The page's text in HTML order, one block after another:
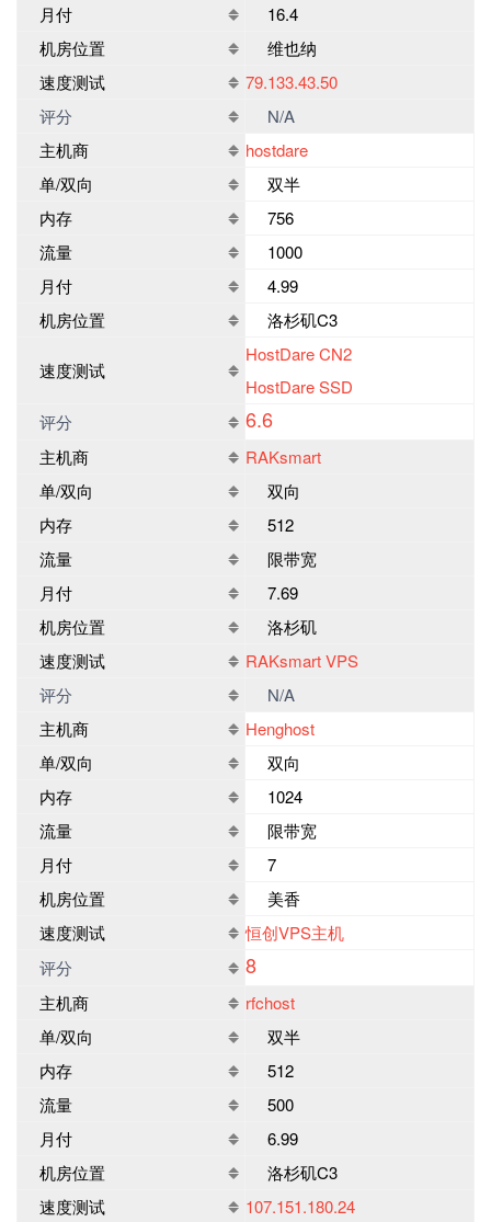
月付
16.4
机房位置
维也纳
速度测试
79.133.43.50
评分
N/A
主机商
hostdare
单/双向
双半
内存
756
流量
1000
月付
4.99
机房位置
洛杉矶C3
速度测试
HostDare CN2
HostDare SSD
评分
6.6
主机商
RAKsmart
单/双向
双向
内存
512
流量
限带宽
月付
7.69
机房位置
洛杉矶
速度测试
RAKsmart VPS
评分
N/A
主机商
Henghost
单/双向
双向
内存
1024
流量
限带宽
月付
7
机房位置
美香
速度测试
恒创VPS主机
评分
8
主机商
rfchost
单/双向
双半
内存
512
流量
500
月付
6.99
机房位置
洛杉矶C3
速度测试
107.151.180.24